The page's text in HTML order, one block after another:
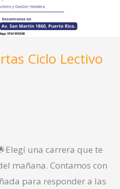
Ciclo Lectivo
una carrera que te
mañana. Contamos con
para responder a las